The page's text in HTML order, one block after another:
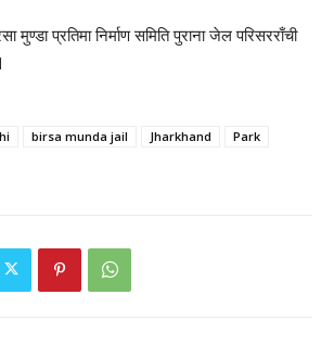
मुण्डा प्रतिमा निर्माण समिति पुराना जेल परिसरराँची
birsa munda jail Jharkhand
Park